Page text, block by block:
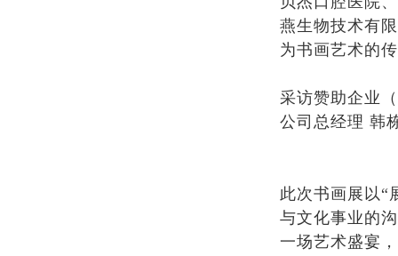
燕生物技术有
为书画艺术的
采访赞助企业
公司总经理 韩
此次书画展以“
与文化事业的
一场艺术盛宴